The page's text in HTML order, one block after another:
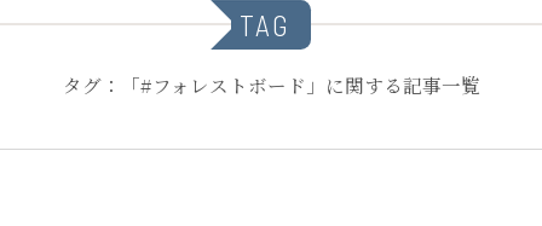
TAG
タグ：「#フォレストボード」に関する記事一覧